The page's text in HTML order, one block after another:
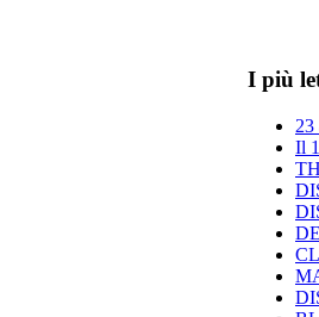
I più
23
Il